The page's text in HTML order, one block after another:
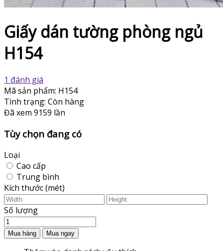
Giấy dán tường phòng ngủ
H154
1 đánh giá
Mã sản phẩm: H154
Tình trạng: Còn hàng
Đã xem 9159 lần
Tùy chọn đang có
Loại
Cao cấp
Trung bình
Kích thước (mét)
Số lượng